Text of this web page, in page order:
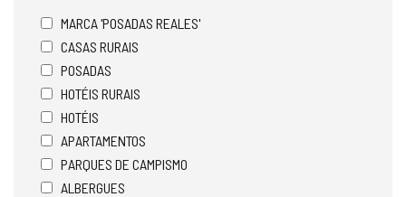
MARCA 'POSADAS REALES'
CASAS RURAIS
POSADAS
HOTÉIS RURAIS
HOTÉIS
APARTAMENTOS
PARQUES DE CAMPISMO
ALBERGUES